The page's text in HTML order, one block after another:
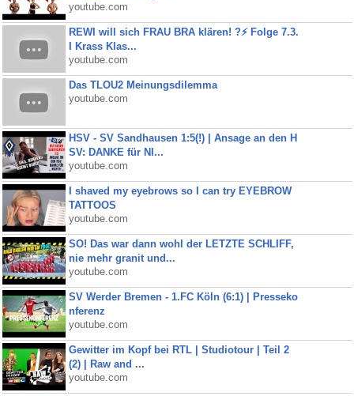
youtube.com
REWI will sich FRAU BRA klären! ?⚡️ Folge 7.3.
I Krass Klas...
youtube.com
Das TLOU2 Meinungsdilemma
youtube.com
HSV - SV Sandhausen 1:5(!) | Ansage an den H
SV: DANKE für NI...
youtube.com
I shaved my eyebrows so I can try EYEBROW
TATTOOS
youtube.com
SO! Das war dann wohl der LETZTE SCHLIFF,
nie mehr granit und...
youtube.com
SV Werder Bremen - 1.FC Köln (6:1) | Presseko
nferenz
youtube.com
Gewitter im Kopf bei RTL | Studiotour | Teil 2
(2) | Raw and ...
youtube.com